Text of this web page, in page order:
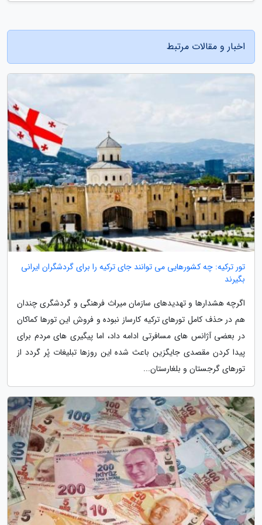
اخبار و مقالات مرتبط
تور ترکیه: چه کشورهایی می توانند جای ترکیه را برای گردشگران ایرانی
بگیرند
اگرچه هشدارها و تهدیدهای سازمان میراث فرهنگی و گردشگری چندان
هم در حذف کامل تورهای ترکیه کارساز نبوده و فروش این تورها کماکان
در بعضی آژانس های مسافرتی ادامه داد، اما پیگیری های مردم برای
پیدا کردن مقصدی جایگزین باعث شده این روزها تبلیغات پُر گردد از
تورهای گرجستان و بلغارستان...